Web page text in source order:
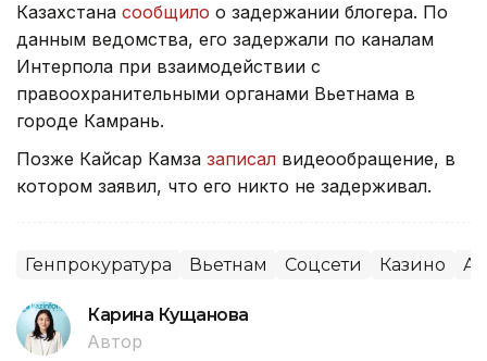
Казахстана сообщило о задержании блогера. По
данным ведомства, его задержали по каналам
Интерпола при взаимодействии с
правоохранительными органами Вьетнама в
городе Камрань.
Позже Кайсар Камза записал видеообращение, в
котором заявил, что его никто не задерживал.
Генпрокуратура Вьетнам Соцсети Казино
Карина Кущанова
Автор